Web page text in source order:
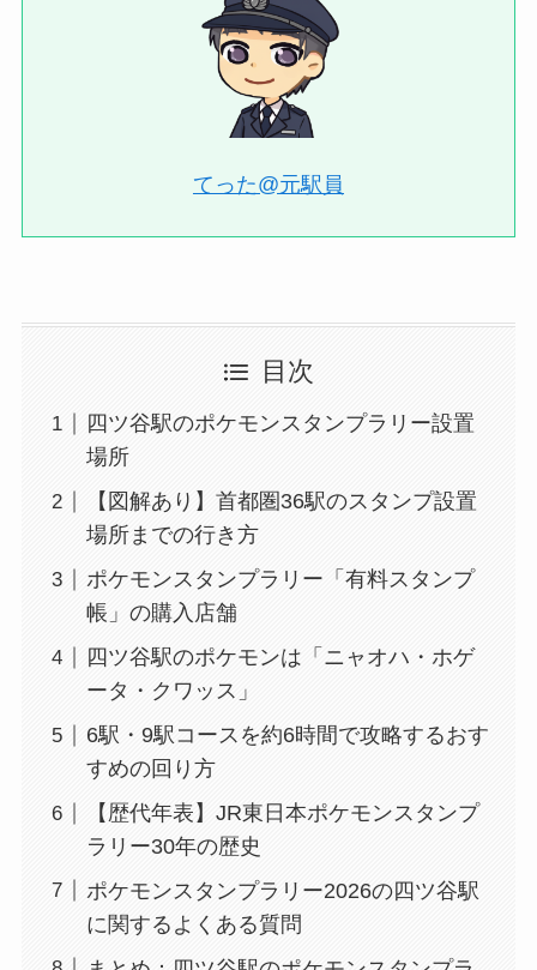
てった@元駅員
目次
四ツ谷駅のポケモンスタンプラリー設置
場所
【図解あり】首都圏36駅のスタンプ設置
場所までの行き方
ポケモンスタンプラリー「有料スタンプ
帳」の購入店舗
四ツ谷駅のポケモンは「ニャオハ・ホゲ
ータ・クワッス」
6駅・9駅コースを約6時間で攻略するおす
すめの回り方
【歴代年表】JR東日本ポケモンスタンプ
ラリー30年の歴史
ポケモンスタンプラリー2026の四ツ谷駅
に関するよくある質問